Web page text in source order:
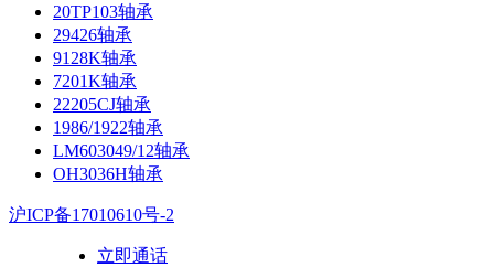
20TP103轴承
29426轴承
9128K轴承
7201K轴承
22205CJ轴承
1986/1922轴承
LM603049/12轴承
OH3036H轴承
沪ICP备17010610号-2
立即通话